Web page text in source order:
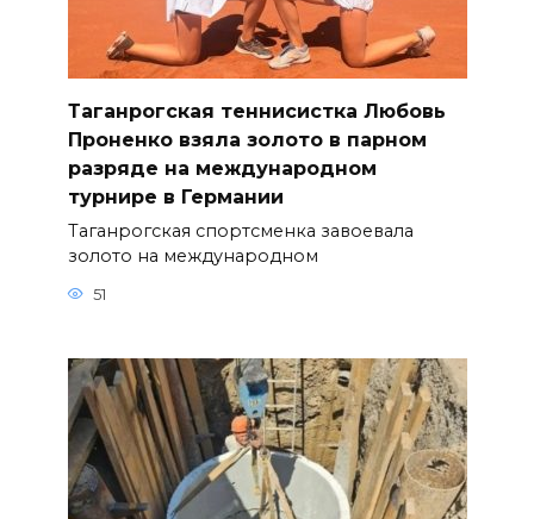
Таганрогская теннисистка Любовь
Проненко взяла золото в парном
разряде на международном
турнире в Германии
Таганрогская спортсменка завоевала
золото на международном
51